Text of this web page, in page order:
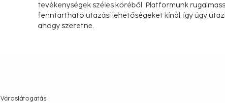
tevékenységek széles köréből. Platformunk
fenntartható utazási lehetőségeket kínál, így úgy
ahogy szeretne.
Városlátogatás